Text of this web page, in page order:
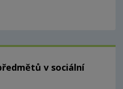
v sociální